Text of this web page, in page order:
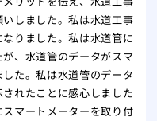
しました。私は水道工事
りました。私は水道管に
、水道管のデータがスマ
た。私は水道管のデータ
れたことに感心しました
マートメーターを取り付